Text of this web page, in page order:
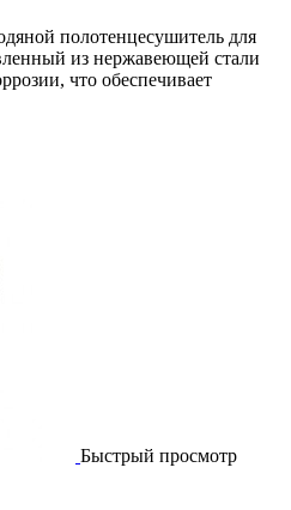
полотенцесушитель для
из нержавеющей стали
что обеспечивает
Быстрый просмотр